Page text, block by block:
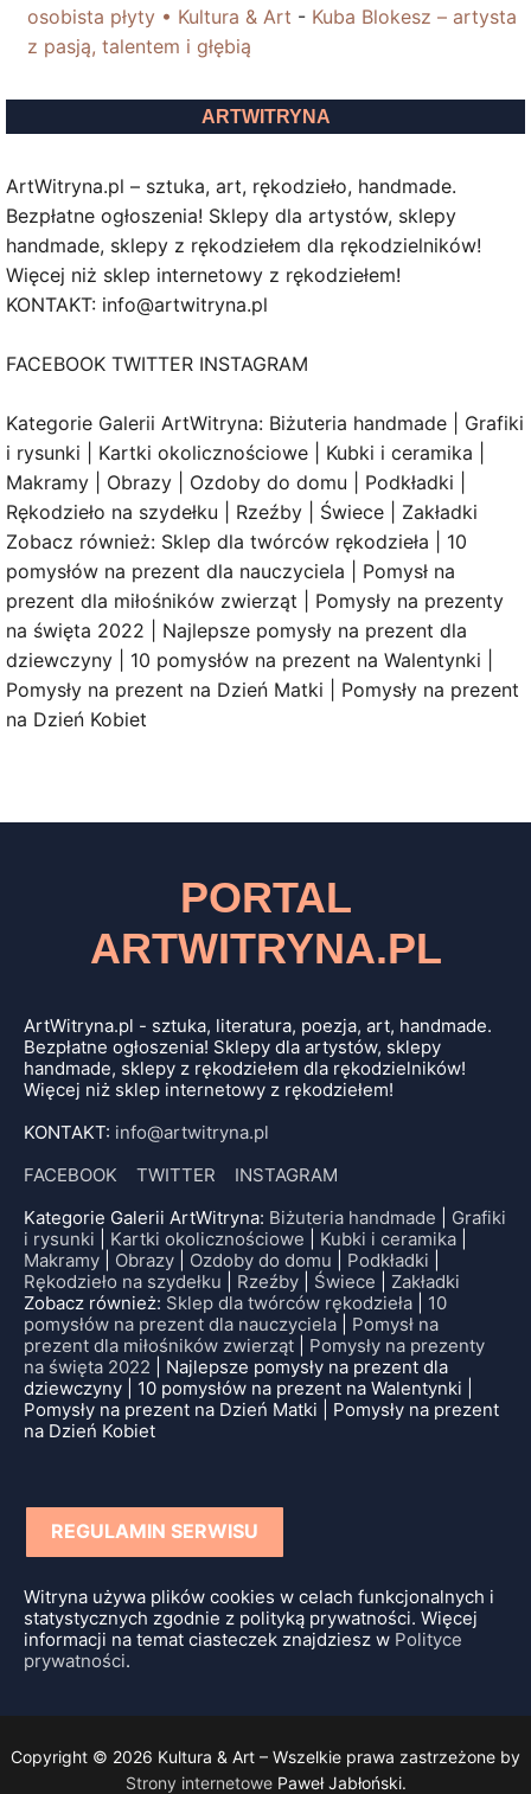
osobista płyty • Kultura & Art - Kuba Blokesz – artysta
z pasją, talentem i głębią
ARTWITRYNA
ArtWitryna.pl – sztuka, art, rękodzieło, handmade.
Bezpłatne ogłoszenia! Sklepy dla artystów, sklepy
handmade, sklepy z rękodziełem dla rękodzielników!
Więcej niż sklep internetowy z rękodziełem!
KONTAKT: info@artwitryna.pl
FACEBOOK TWITTER INSTAGRAM
Kategorie Galerii ArtWitryna: Biżuteria handmade | Grafiki
i rysunki | Kartki okolicznościowe | Kubki i ceramika |
Makramy | Obrazy | Ozdoby do domu | Podkładki |
Rękodzieło na szydełku | Rzeźby | Świece | Zakładki
Zobacz również: Sklep dla twórców rękodzieła | 10
pomysłów na prezent dla nauczyciela | Pomysł na
prezent dla miłośników zwierząt | Pomysły na prezenty
na święta 2022 | Najlepsze pomysły na prezent dla
dziewczyny | 10 pomysłów na prezent na Walentynki |
Pomysły na prezent na Dzień Matki | Pomysły na prezent
na Dzień Kobiet
PORTAL
ARTWITRYNA.PL
ArtWitryna.pl - sztuka, literatura, poezja, art, handmade.
Bezpłatne ogłoszenia! Sklepy dla artystów, sklepy
handmade, sklepy z rękodziełem dla rękodzielników!
Więcej niż sklep internetowy z rękodziełem!
KONTAKT: info@artwitryna.pl
FACEBOOK
TWITTER
INSTAGRAM
Kategorie Galerii ArtWitryna: Biżuteria handmade
Grafiki
i rysunki
Kartki okolicznościowe Kubki i ceramika
Makramy
Obrazy Ozdoby do domu Podkładki
Rękodzieło na szydełku
Rzeźby Świece
Zakładki
Zobacz również: Sklep dla twórców rękodzieła
10
pomysłów na prezent dla nauczyciela
Pomysł na
prezent dla miłośników zwierząt
Pomysły na prezenty
na święta 2022 | Najlepsze pomysły na prezent dla
dziewczyny | 10 pomysłów na prezent na Walentynki |
Pomysły na prezent na Dzień Matki | Pomysły na prezent
na Dzień Kobiet
REGULAMIN SERWISU
Witryna używa plików cookies w celach funkcjonalnych i
statystycznych zgodnie z polityką prywatności. Więcej
informacji na temat ciasteczek znajdziesz w Polityce
prywatności.
Copyright © 2026 Kultura & Art – Wszelkie prawa zastrzeżone by
Strony internetowePaweł Jabłoński.